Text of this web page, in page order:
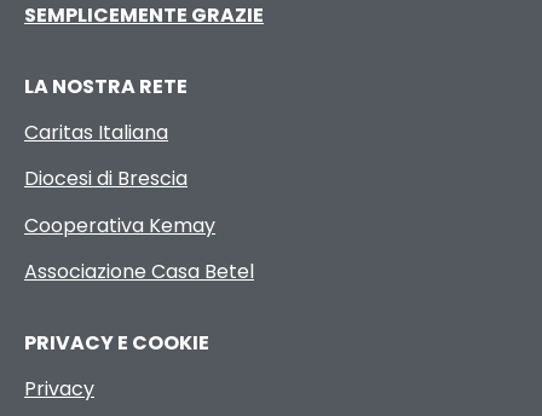
SEMPLICEMENTE GRAZIE
LA NOSTRA RETE
Caritas Italiana
Diocesi di Brescia
Cooperativa Kemay
Associazione Casa Betel
PRIVACY E COOKIE
Privacy